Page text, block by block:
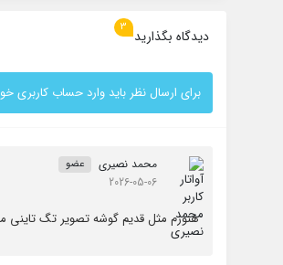
دیدگاه بگذارید 3
برای ارسال نظر باید وارد حساب کاربری
محمد نصیری عضو
2026-05-06
هنوزم مثل قدیم گوشه تصویر تگ تاینی